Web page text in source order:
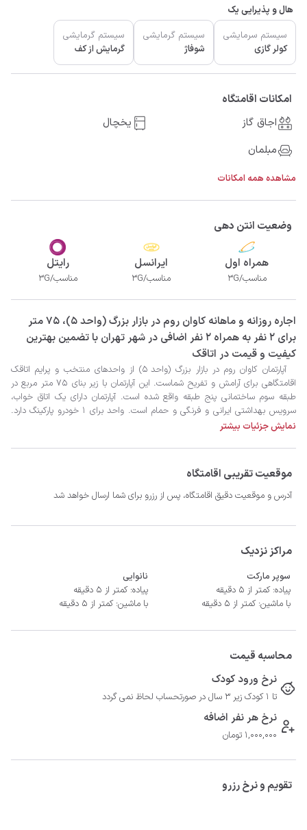
هال و پذیرایی یک
سیستم سرمایشی
کولر گازی
سیستم گرمایشی
شوفاژ
سیستم گرمایشی
گرمایش از کف
امکانات اقامتگاه
اجاق گاز
یخچال
مبلمان
مشاهده همه امکانات
وضعیت انتن دهی
همراه اول
مناسب/3G
ایرانسل
مناسب/3G
رایتل
مناسب/3G
‫‫اجاره روزانه و ماهانه کاوان روم در بازار بزرگ (واحد 5)، 75 متر
برای 2 نفر به همراه 2 نفر اضافی در شهر تهران با تضمین بهترین
کیفیت و قیمت در اتاقک
نمایش جزئیات بیشتر
موقعیت تقریبی اقامتگاه
آدرس و موقعیت دقیق اقامتگاه، پس از رزرو برای شما ارسال خواهد شد
مراکز نزدیک
سوپر مارکت
پیاده: کمتر از 5 دقیقه
با ماشین: کمتر از 5 دقیقه
نانوایی
پیاده: کمتر از 5 دقیقه
با ماشین: کمتر از 5 دقیقه
محاسبه قیمت
نرخ ورود کودک
تا 1 کودک زیر 3 سال در صورتحساب لحاظ نمی گردد
نرخ هر نفر اضافه
1,000,000 تومان
تقویم و نرخ رزرو